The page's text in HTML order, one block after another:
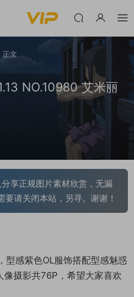
正文
NO.10980 艾米丽
享正规图片素材欣赏，无漏
请关闭本站，另寻。谢谢！
型感紫色OL服饰搭配型感魅惑
摄影共76P，希望大家喜欢